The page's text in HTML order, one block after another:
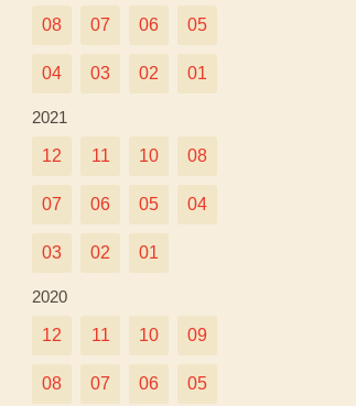
08 07 06 05
04 03 02 01
2021
12 11 10 08
07 06 05 04
03 02 01
2020
12 11 10 09
08 07 06 05